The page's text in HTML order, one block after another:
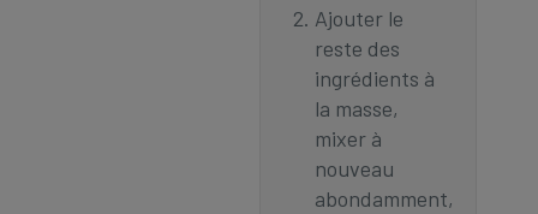
Ajouter le
reste des
ingrédients à
la masse,
mixer à
nouveau
abondamment,